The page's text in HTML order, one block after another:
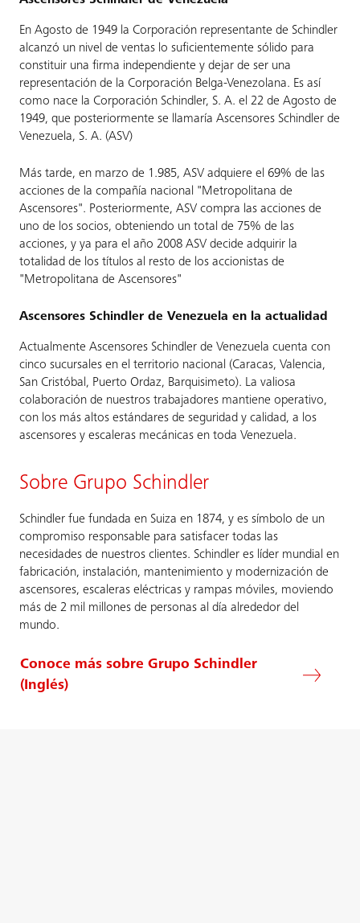
En Agosto de 1949 la Corporación representante de Schindler
alcanzó un nivel de ventas lo suficientemente sólido para
constituir una firma independiente y dejar de ser una
representación de la Corporación Belga-Venezolana. Es así
como nace la Corporación Schindler, S. A. el 22 de Agosto de
1949, que posteriormente se llamaría Ascensores Schindler de
Venezuela, S. A. (ASV)
Más tarde, en marzo de 1.985, ASV adquiere el 69% de las
acciones de la compañía nacional "Metropolitana de
Ascensores". Posteriormente, ASV compra las acciones de
uno de los socios, obteniendo un total de 75% de las
acciones, y ya para el año 2008 ASV decide adquirir la
totalidad de los títulos al resto de los accionistas de
"Metropolitana de Ascensores"
Ascensores Schindler de Venezuela en la actualidad
Actualmente Ascensores Schindler de Venezuela cuenta con
cinco sucursales en el territorio nacional (Caracas, Valencia,
San Cristóbal, Puerto Ordaz, Barquisimeto). La valiosa
colaboración de nuestros trabajadores mantiene operativo,
con los más altos estándares de seguridad y calidad, a los
ascensores y escaleras mecánicas en toda Venezuela.
Sobre Grupo Schindler
Schindler fue fundada en Suiza en 1874, y es símbolo de un
compromiso responsable para satisfacer todas las
necesidades de nuestros clientes. Schindler es líder mundial en
fabricación, instalación, mantenimiento y modernización de
ascensores, escaleras eléctricas y rampas móviles, moviendo
más de 2 mil millones de personas al día alrededor del
mundo.
Conoce más sobre Grupo Schindler
(Inglés)